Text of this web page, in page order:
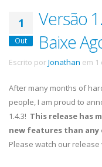
1
Out
Versão
Baixe
Escrito porJonathan em
After many months of
people, I am proud to
1.4.3! This release has
new features than
Please watch our